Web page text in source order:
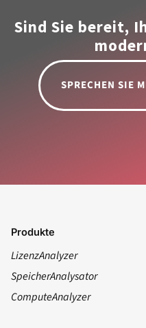
Sind Sie bereit,
SPRECHEN SIE
Produkte
LizenzAnalyzer
SpeicherAnalysator
ComputeAnalyzer